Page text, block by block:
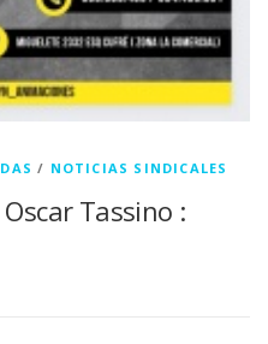
/ NOTICIAS SINDICALES
Tassino :